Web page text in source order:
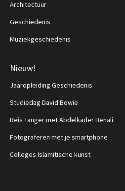
Architectuur
Geschiedenis
Muziekgeschiedenis
Nieuw!
Jaaropleiding Geschiedenis
Studiedag David Bowie
Reis Tanger met Abdelkader Benali
Fotograferen met je smartphone
Colleges Islamitische kunst